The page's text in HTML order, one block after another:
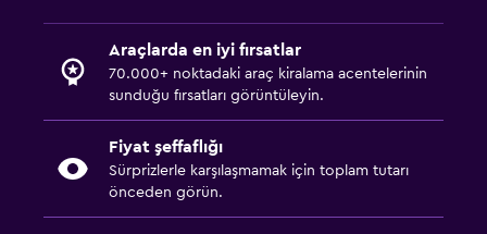
Araçlarda en iyi fırsatlar
70.000+ noktadaki araç kiralama acentelerinin
sunduğu fırsatları görüntüleyin.
Fiyat şeffaflığı
Sürprizlerle karşılaşmamak için toplam tutarı
önceden görün.